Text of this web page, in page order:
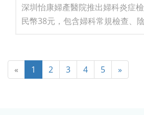
深圳怡康婦產醫院推出婦科炎症
民幣38元，包含婦科常規檢查、
« 1 2 3 4 5 »